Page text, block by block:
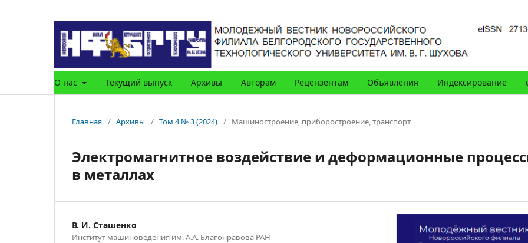
О нас Текущий выпуск Архивы Авторам Рецензентам Объявления Индексирование
Главная / Архивы / Том 4 № 3 (2024) / Машиностроение, приборостроение, транспорт
Электромагнитное воздействие и деформационные
в металлах
В. И. Сташенко
Институт машиноведения им. А.А. Благонравова РАН